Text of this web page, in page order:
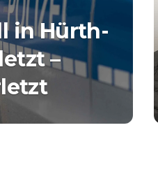
in Hürth-
–